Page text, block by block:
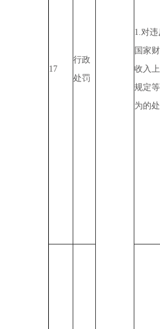
17
行政
处罚
1.对违
国家
收入
规定
为的